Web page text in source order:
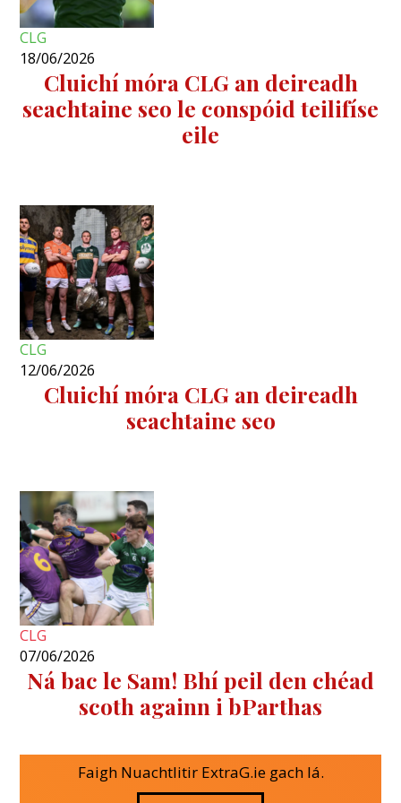
CLG
18/06/2026
Cluichí móra CLG an deireadh
seachtaine seo le conspóid teilifíse
eile
CLG
12/06/2026
Cluichí móra CLG an deireadh
seachtaine seo
CLG
07/06/2026
Ná bac le Sam! Bhí peil den chéad
scoth againn i bParthas
Faigh Nuachtlitir ExtraG.ie gach lá.